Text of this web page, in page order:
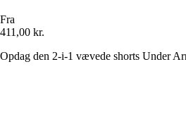
Fra
411,00 kr.
Opdag den 2-i-1 vævede shorts Under